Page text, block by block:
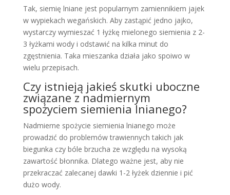
Tak, siemię lniane jest popularnym zamiennikiem jajek
w wypiekach wegańskich. Aby zastąpić jedno jajko,
wystarczy wymieszać 1 łyżkę mielonego siemienia z 2-
3 łyżkami wody i odstawić na kilka minut do
zgęstnienia. Taka mieszanka działa jako spoiwo w
wielu przepisach.
Czy istnieją jakieś skutki uboczne
związane z nadmiernym
spożyciem siemienia lnianego?
Nadmierne spożycie siemienia lnianego może
prowadzić do problemów trawiennych takich jak
biegunka czy bóle brzucha ze względu na wysoką
zawartość błonnika. Dlatego ważne jest, aby nie
przekraczać zalecanej dawki 1-2 łyżek dziennie i pić
dużo wody.